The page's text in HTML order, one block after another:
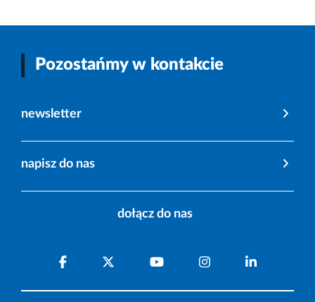
Pozostańmy w kontakcie
newsletter
napisz do nas
dołącz do nas